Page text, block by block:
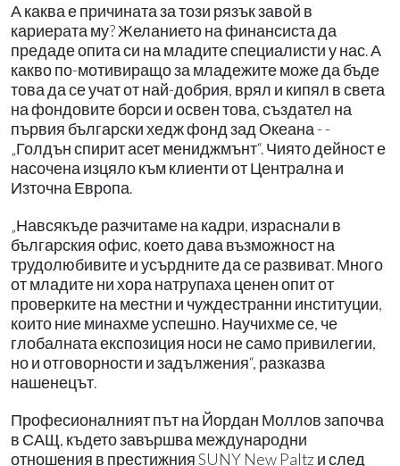
А каква е причината за този рязък завой в
кариерата му? Желанието на финансиста да
предаде опита си на младите специалисти у нас. А
какво по-мотивиращо за младежите може да бъде
това да се учат от най-добрия, врял и кипял в света
на фондовите борси и освен това, създател на
първия български хедж фонд зад Океана - -
„Голдън спирит асет мениджмънт“. Чиято дейност е
насочена изцяло към клиенти от Централна и
Източна Европа.
„Навсякъде разчитаме на кадри, израснали в
българския офис, което дава възможност на
трудолюбивите и усърдните да се развиват. Много
от младите ни хора натрупаха ценен опит от
проверките на местни и чуждестранни институции,
които ние минахме успешно. Научихме се, че
глобалната експозиция носи не само привилегии,
но и отговорности и задължения“, разказва
нашенецът.
Професионалният път на Йордан Моллов започва
в САЩ, където завършва международни
отношения в престижния SUNY New Paltz и след